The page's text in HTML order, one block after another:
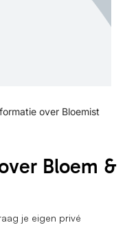
over Bloemist
Bloem &
je eigen privé